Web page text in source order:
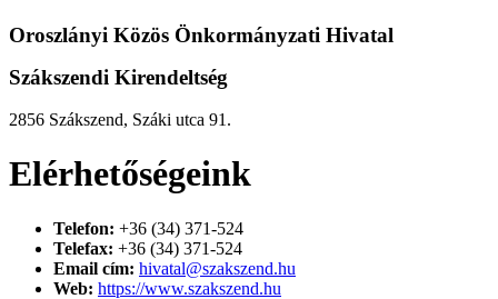
Oroszlányi Közös Önkormányzati Hivatal
Szákszendi Kirendeltség
2856 Szákszend, Száki utca 91.
Elérhetőségeink
Telefon: +36 (34) 371-524
Telefax: +36 (34) 371-524
Email cím: hivatal@szakszend.hu
Web: https://www.szakszend.hu